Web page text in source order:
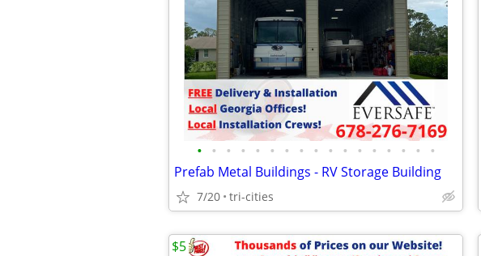
• • • • • • • • • • • • • • • • •
Prefab Metal Buildings - RV Storage Building
7/20 tri-cities
$5